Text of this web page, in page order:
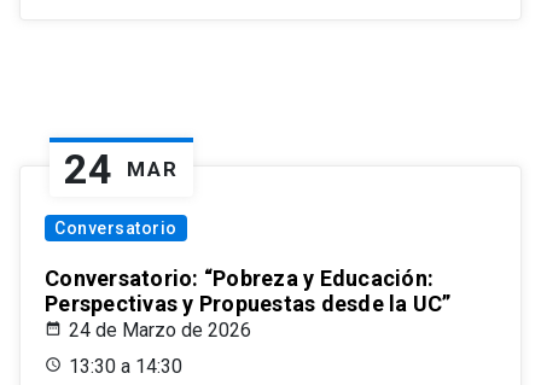
24 MAR
Conversatorio
Conversatorio: “Pobreza y Educación:
Perspectivas y Propuestas desde la UC”
24 de Marzo de 2026
13:30 a 14:30